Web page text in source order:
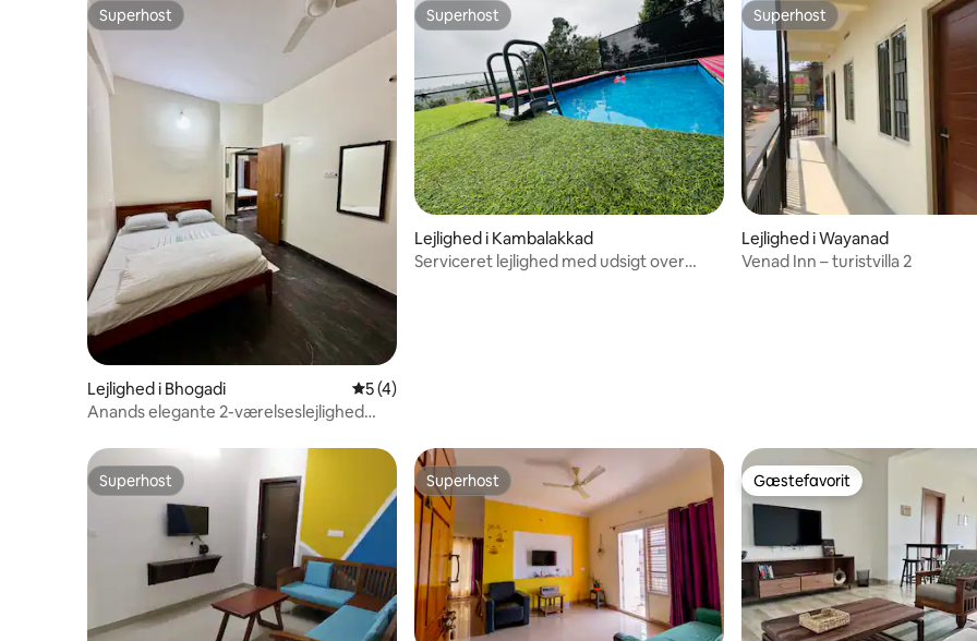
Superhost
Superhost
Lejlighed i Bhogadi 5 ud af 5 i gennemsnitlig bedømmelse, 4 omtaler
5 (4)
Anands elegante 2-værelseslejlighed
Superhost
Superhost
Lejlighed i Kambalakkad
Serviceret lejlighed med udsigt over
Superhost
Superhost
Lejlighed i Wayanad
Venad Inn – turistvilla 2
Superhost
Superhost Superhost
Superhost Gæstefavorit
Gæstefavorit